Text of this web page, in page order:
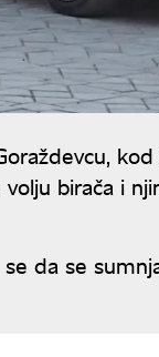
birača i
da se